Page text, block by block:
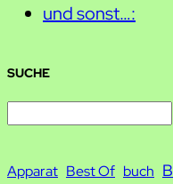
und sonst…:
SUCHE
c
Apparat Best Of buch